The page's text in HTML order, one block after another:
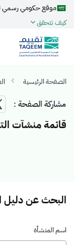
موقع حكومي رسمي
كيف تتحقق
الصفحة الرئيسية
مشاركة الصفحة :
قائمة منشآت
البحث عن دليل
اسم المنشأة